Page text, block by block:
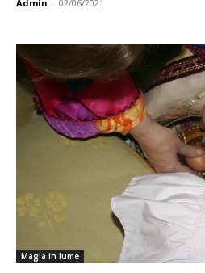
Admin - 02/06/2021
Magia in lume